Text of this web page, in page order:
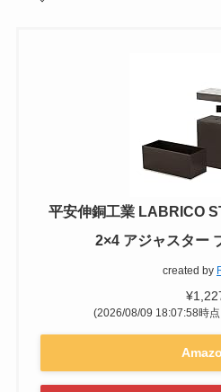
平安伸銅工業 LABRICO
2×4 アジャスター
created by
(2026/08/09 18:07:58時